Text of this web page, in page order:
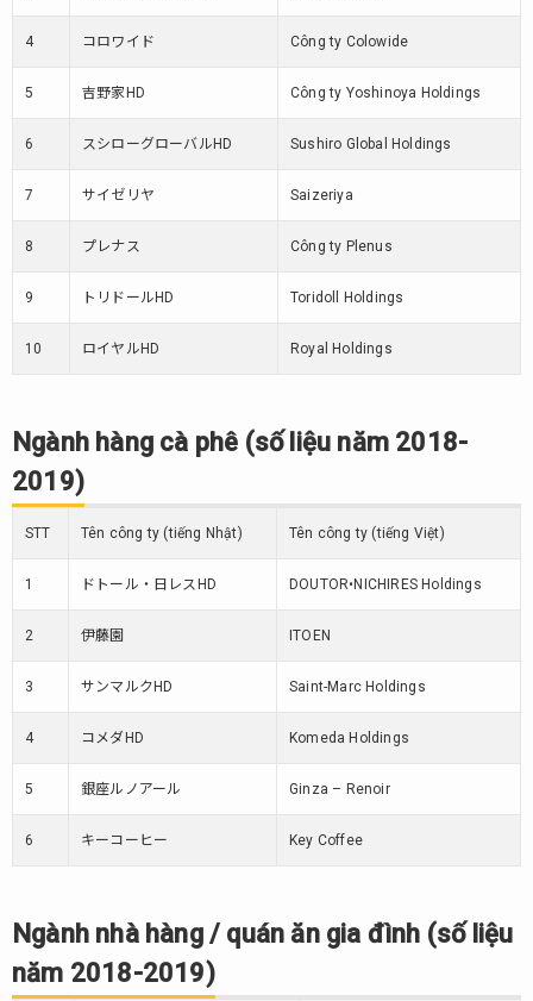
cà
(số
năm
2018-
2019)
liệu
năm
2018-
2019)
Ngành
đồ ăn
5.
Ngành
Sushi
năm
2018-
2019)
4 コロワイド Công ty Colowide
5 吉野家HD Công ty Yoshinoya Holdings
6 スシローグローバルHD Sushiro Global Holdings
7 サイゼリヤ Saizeriya
8 プレナス Công ty Plenus
9 トリドールHD Toridoll Holdings
10 ロイヤルHD Royal Holdings
Ngành hàng cà phê (số liệu năm 2018-
2019)
STT Tên công ty (tiếng Nhật) Tên công ty (tiếng Việt)
1 ドトール・日レスHD DOUTOR•NICHIRES Holdings
2 伊藤園 ITOEN
3 サンマルクHD Saint-Marc Holdings
4 コメダHD Komeda Holdings
5 銀座ルノアール Ginza – Renoir
6 キーコーヒー Key Coffee
Ngành nhà hàng / quán ăn gia đình (số liệu
năm 2018-2019)